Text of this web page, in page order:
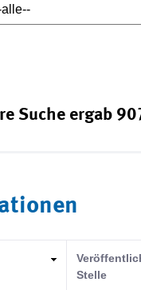
Suche ergab
Stelle